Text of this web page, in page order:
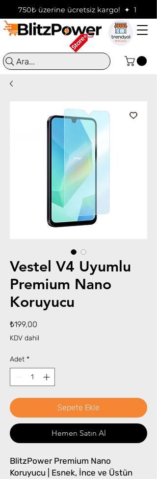
750₺ üzerine ücretsiz kargo!  ✦
Ara...
Vestel V4 Uyumlu
Premium Nano
Koruyucu
₺199,00
KDV dahil
Adet *
Sepete Ekle
Hemen Satın Al
BlitzPower Premium Nano
Koruyucu | Esnek, İnce ve Üstün